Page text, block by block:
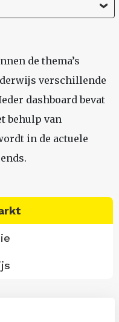
de thema’s
verschillende
dashboard bevat
behulp van
in de actuele